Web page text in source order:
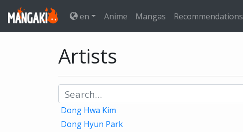
en Anime Mangas Recommendations
Artists
Dong Hwa Kim
Dong Hyun Park